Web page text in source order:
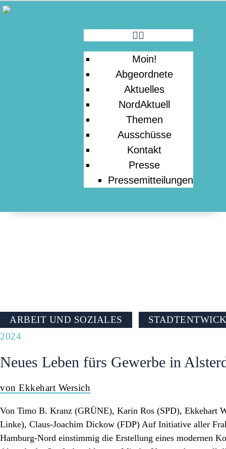
Moin!
Abgeordnete
Aktuelles
NordAktuell
Themen
Ausschüsse
Kontakt
Presse
Pressemitteilungen
MOIN!
ABGEORDNETE
AKTUELLES
NORDAKTUELL
THEMEN
AUSSCHÜSSE
ARBEIT UND SOZIALES
2024
Neues Leben fürs Gewerbe in
von Ekkehart Wersich
Von Timo B. Kranz (GRÜNE), Karin Ros (SPD), Ekkehart
Linke), Claus-Joachim Dickow (FDP) Auf Initiative aller
Hamburg-Nord einstimmig die Erstellung eines modernen